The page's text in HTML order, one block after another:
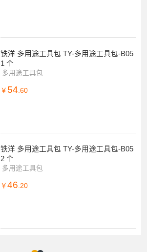
铁洋 多用途工具包 TY-多用途工具包-B05
1 个
多用途工具包
￥ 54 .60
铁洋 多用途工具包 TY-多用途工具包-B05
2 个
多用途工具包
￥ 46.20